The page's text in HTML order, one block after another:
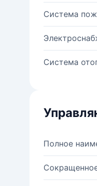
Система
Система
Полное